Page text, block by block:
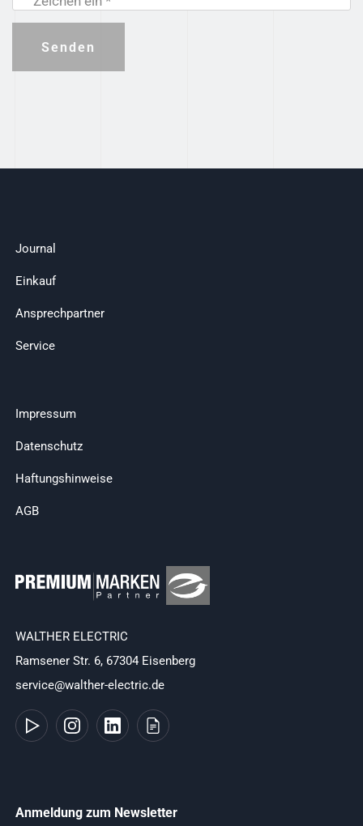
Senden
Journal
Einkauf
Ansprechpartner
Service
Impressum
Datenschutz
Haftungshinweise
AGB
WALTHER ELECTRIC
Ramsener Str. 6, 67304 Eisenberg
service@walther-electric.de
Anmeldung zum Newsletter